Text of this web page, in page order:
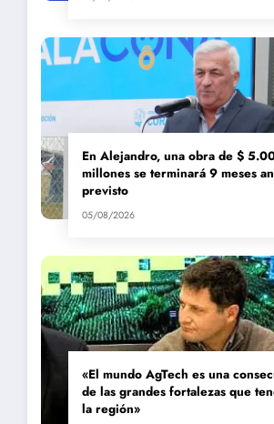
En Alejandro, una obra de $
millones se terminará 9 meses
previsto
05/08/2026
«El mundo AgTech es una
de las grandes fortalezas que
la región»